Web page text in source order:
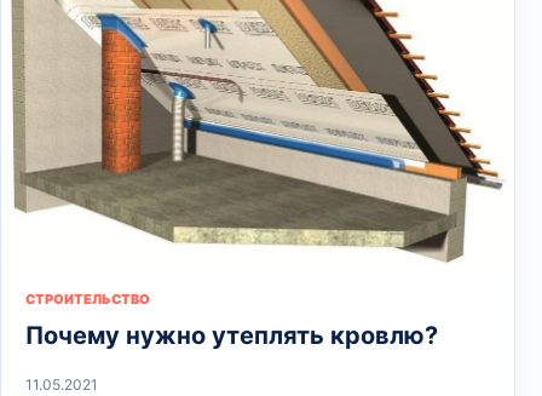
СТРОИТЕЛЬСТВО
Почему нужно утеплять кровлю?
11.05.2021